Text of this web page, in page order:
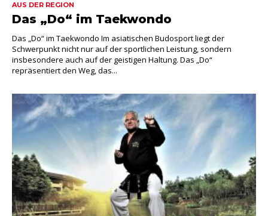
AUS DER REGION
Das „Do“ im Taekwondo
Das „Do“ im Taekwondo Im asiatischen Budosport liegt der
Schwerpunkt nicht nur auf der sportlichen Leistung, sondern
insbesondere auch auf der geistigen Haltung. Das „Do“
repräsentiert den Weg, das...